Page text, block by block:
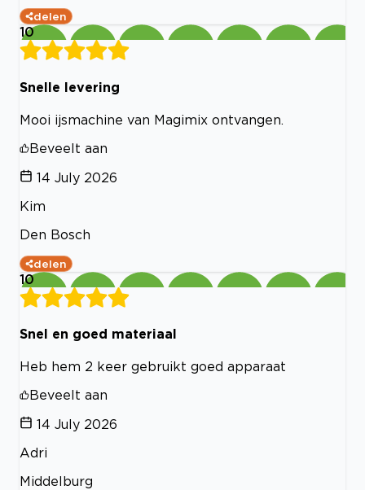
delen
10
Snelle levering
Mooi ijsmachine van Magimix ontvangen.
Beveelt aan
14 July 2026
Kim
Den Bosch
delen
10
Snel en goed materiaal
Heb hem 2 keer gebruikt goed apparaat
Beveelt aan
14 July 2026
Adri
Middelburg